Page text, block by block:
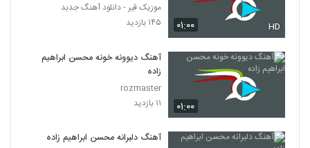
1146
دانلود آهنگ محسن آینده بهار (Mohsen
Ayandeh Bahar)
۳۸۶ بازدید
محسن آینده آهنگ دیوونم نکن
1148
آهنگ محسن عسگری بنام بیا برگرد
۳۴۳ بازدید
۰۱:۰۰ HD
موزیک قیر - دانلود آهنگ جدبد
۱۴۵ بازدید
۰۱:۰۰
آهنگ دیوونه خونه محسن ابراهیم
زاده
rozmaster
۱۱ بازدید
آهنگ دلبرانه محسن ابراهیم زاده